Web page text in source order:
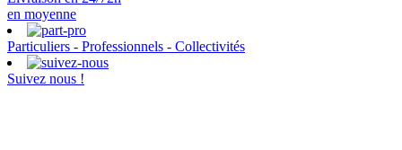
en moyenne
Particuliers - Professionnels - Collectivités
Suivez nous !